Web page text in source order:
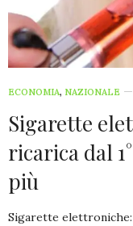
ECONOMIA, NAZIONALE
Sigarette
ricarica dal
più
Sigarette elettroniche: